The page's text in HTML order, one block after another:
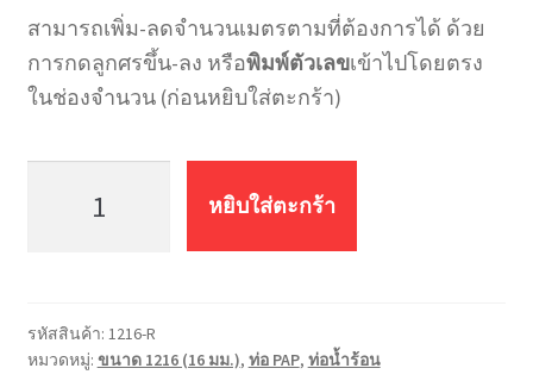
สามารถเพิ่ม-ลดจำนวนเมตรตามที่ต้องการได้ ด้วย
การกดลูกศรขึ้น-ลง หรือพิมพ์ตัวเลขเข้าไปโดยตรง
ในช่องจำนวน (ก่อนหยิบใส่ตะกร้า)
MF
สี
หยิบใส่ตะกร้า
รหัสสินค้า: 1216-R
หมวดหมู่: ขนาด 1216 (16 มม.), ท่อ PAP, ท่อน้ำร้อน